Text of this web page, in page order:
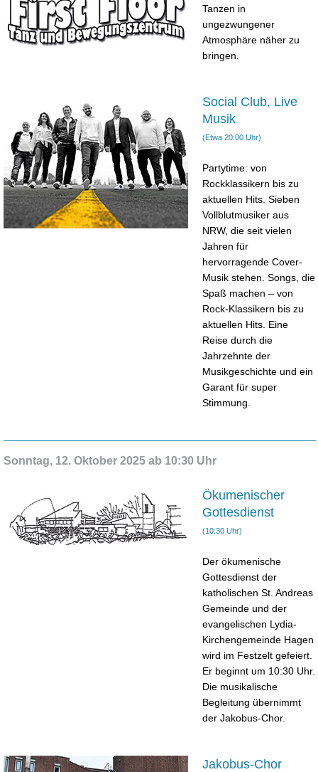
Tanzen in
ungezwungener
Atmosphäre näher zu
bringen.
Social Club, Live
Musik
(Etwa 20:00 Uhr)
Partytime: von
Rockklassikern bis zu
aktuellen Hits. Sieben
Vollblutmusiker aus
NRW, die seit vielen
Jahren für
hervorragende Cover-
Musik stehen. Songs, die
Spaß machen – von
Rock-Klassikern bis zu
aktuellen Hits. Eine
Reise durch die
Jahrzehnte der
Musikgeschichte und ein
Garant für super
Stimmung.
Sonntag, 12. Oktober 2025 ab 10:30 Uhr
Ökumenischer
Gottesdienst
(10:30 Uhr)
Der ökumenische
Gottesdienst der
katholischen St. Andreas
Gemeinde und der
evangelischen Lydia-
Kirchengemeinde Hagen
wird im Festzelt gefeiert.
Er beginnt um 10:30 Uhr.
Die musikalische
Begleitung übernimmt
der Jakobus-Chor.
Jakobus-Chor